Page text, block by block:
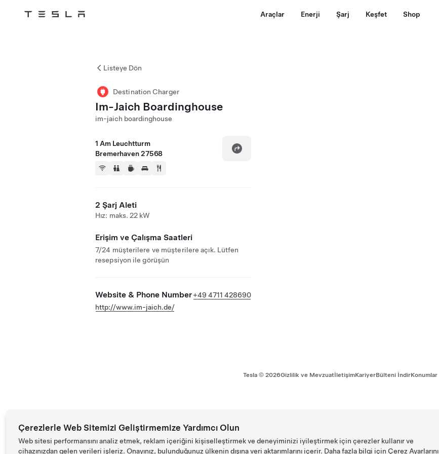
Tesla Araçlar Enerji Şarj Keşfet Shop
Listeye Dön
Destination Charger
Im-Jaich Boardinghouse
im-jaich boardinghouse
1 Am Leuchtturm
Bremerhaven 27568
2 Şarj Aleti
Hız: maks. 22 kW
Erişim ve Çalışma Saatleri
7/24 müşterilere ve müşterilere açık. Lütfen
resepsiyon ile görüşün
Website & Phone Number+49 4711 428690
http://www.im-jaich.de/
Tesla © 2026Gizlilik ve MevzuatİletişimKariyerBülteni İndirKonumlar
Çerezlerle Web Sitemizi Geliştirmemize Yardımcı Olun
Web sitesi performansını analiz etmek, reklam içeriğini kişiselleştirmek ve deneyiminizi iyileştirmek için çerezler kullanır ve
cihazınızdan gelen verileri işleriz. Onayınız, bulunduğunuz ülkenin dışına veri aktarımlarını içerir. Daha fazla bilgi için Çerez Ayarlarını